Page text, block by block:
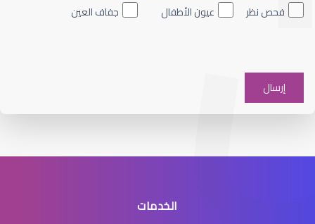
تخصص دكتور بصريات
فحص نظر
عيون الأطفال جفاف العين
الخدمات